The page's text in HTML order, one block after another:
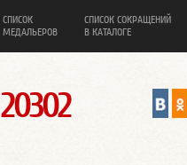
СПИСОК
МЕДАЛЬЕРОВ
СПИСОК СОКРАЩЕНИЙ
В КАТАЛОГЕ
20302